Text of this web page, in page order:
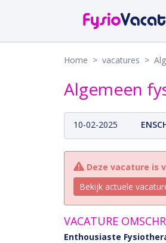
Home > vacatures >
Algemeen
10-02-2025
Deze vacature is
Bekijk actuele
VACATURE
Enthousiaste